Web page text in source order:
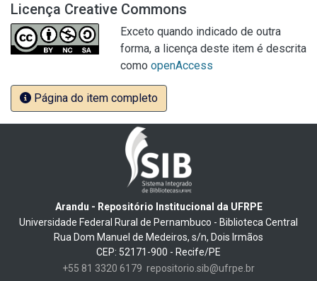
Licença Creative Commons
Exceto quando indicado de outra
forma, a licença deste item é descrita
como openAccess
Página do item completo
Arandu - Repositório Institucional da UFRPE
Universidade Federal Rural de Pernambuco - Biblioteca Central
Rua Dom Manuel de Medeiros, s/n, Dois Irmãos
CEP: 52171-900 - Recife/PE
+55 81 3320 6179 repositorio.sib@ufrpe.br